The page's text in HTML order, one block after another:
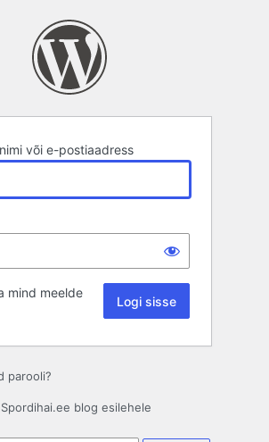
või e-postiaadress
mind meelde
parooli?
blog esilehele